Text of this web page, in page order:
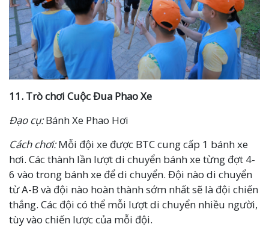
11. Trò chơi Cuộc Đua Phao Xe
Đạo cụ:Bánh Xe Phao Hơi
Cách chơi:Mỗi đội xe được BTC cung cấp 1 bánh xe
hơi. Các thành lần lượt di chuyển bánh xe từng đợt 4-
6 vào trong bánh xe để di chuyển. Đội nào di chuyển
từ A-B và đội nào hoàn thành sớm nhất sẽ là đội chiến
thắng. Các đội có thể mỗi lượt di chuyển nhiều người,
tùy vào chiến lược của mỗi đội.